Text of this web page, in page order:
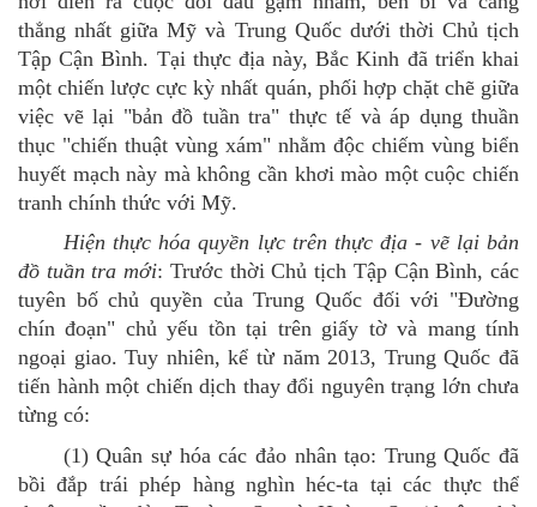
thẳng nhất giữa Mỹ và Trung Quốc dưới thời Chủ tịch
Tập Cận Bình. Tại thực địa này, Bắc Kinh đã triển khai
một chiến lược cực kỳ nhất quán, phối hợp chặt chẽ giữa
việc vẽ lại "bản đồ tuần tra" thực tế và áp dụng thuần
thục "chiến thuật vùng xám" nhằm độc chiếm vùng biển
huyết mạch này mà không cần khơi mào một cuộc chiến
tranh chính thức với Mỹ.
Hiện thực hóa quyền lực trên thực địa - vẽ lại bản
đồ tuần tra mới: Trước thời Chủ tịch Tập Cận Bình, các
tuyên bố chủ quyền của Trung Quốc đối với "Đường
chín đoạn" chủ yếu tồn tại trên giấy tờ và mang tính
ngoại giao. Tuy nhiên, kể từ năm 2013, Trung Quốc đã
tiến hành một chiến dịch thay đổi nguyên trạng lớn chưa
từng có:
(1)Quân sự hóa các đảo nhân tạo: Trung Quốc đã
bồi đắp trái phép hàng nghìn héc-ta tại các thực thể